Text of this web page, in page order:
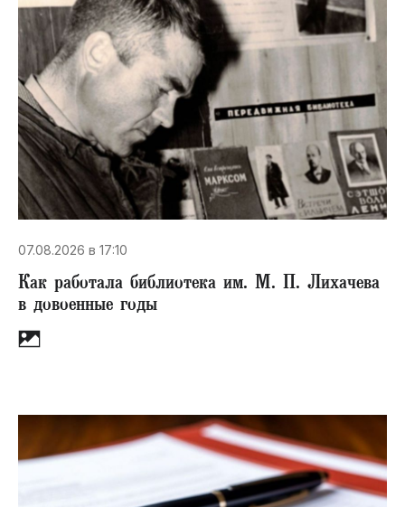
07.08.2026 в 17:10
Как работала библиотека им. М. П. Лихачева
в довоенные годы